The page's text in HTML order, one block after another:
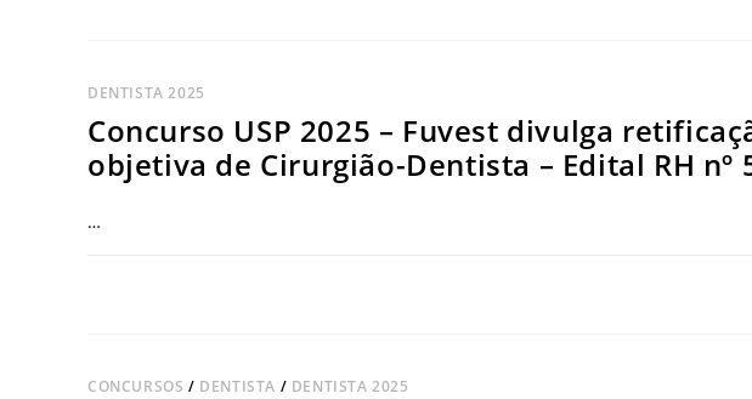
DENTISTA 2025
Concurso USP 2025 – Fuvest divulga
objetiva de Cirurgião-Dentista – Edital RH nº
…
CONCURSOS / DENTISTA / DENTISTA 2025